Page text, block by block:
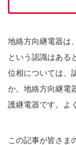
地絡方向継電器は
という認識はある
位相については、
か。地絡方向継電
護継電器です。よ
この記事が皆さま